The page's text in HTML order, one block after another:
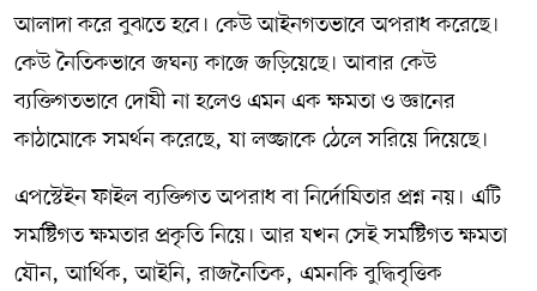
আলাদা করে বুঝতে হবে। কেউ আইনগতভাবে অপরাধ করেছে।
কেউ নৈতিকভাবে জঘন্য কাজে জড়িয়েছে। আবার কেউ
ব্যক্তিগতভাবে দোষী না হলেও এমন এক ক্ষমতা ও জ্ঞানের
কাঠামোকে সমর্থন করেছে, যা লজ্জাকে ঠেলে সরিয়ে দিয়েছে।
এপস্টেইন ফাইল ব্যক্তিগত অপরাধ বা নির্দোষিতার প্রশ্ন নয়। এটি
সমষ্টিগত ক্ষমতার প্রকৃতি নিয়ে। আর যখন সেই সমষ্টিগত ক্ষমতা
যৌন, আর্থিক, আইনি, রাজনৈতিক, এমনকি বুদ্ধিবৃত্তিক